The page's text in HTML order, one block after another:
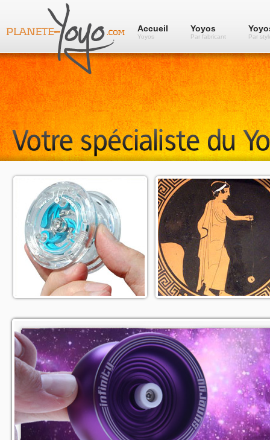
Accueil
Yoyos
Yoyos
Par fabricant Par
Yoyo translucide équipé d'un
embrayage a triple action. Il s'agit
du modèle favori des enfants.
Plus d'infos
Venez découvrir l'histoire des
yoyos en consultant ce
illustré.
Plus d'infos